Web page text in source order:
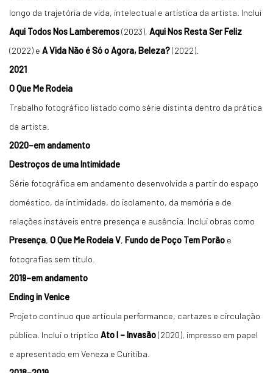
longo da trajetória de vida, intelectual e artística da artista. Inclui
Aqui Todos Nos Lamberemos(2023), Aqui Nos Resta Ser Feliz
(2022) e A Vida Não é Só o Agora, Beleza?(2022).
2021
O Que Me Rodeia
Trabalho fotográfico listado como série distinta dentro da prática
da artista.
2020–em andamento
Destroços de uma Intimidade
Série fotográfica em andamento desenvolvida a partir do espaço
doméstico, da intimidade, do isolamento, da memória e de
relações instáveis entre presença e ausência. Inclui obras como
Presença, O Que Me Rodeia V, Fundo de Poço Tem Porão e
fotografias sem título.
2019–em andamento
Ending in Venice
Projeto contínuo que articula performance, cartazes e circulação
pública. Inclui o tríptico Ato I – Invasão(2020), impresso em papel
e apresentado em Veneza e Curitiba.